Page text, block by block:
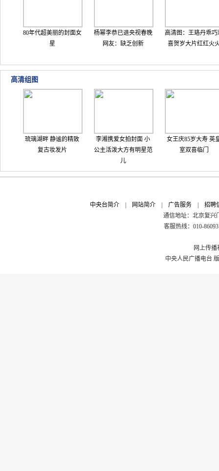
80年代超美丽的封面女
星
杨幂李恭已退央视春晚
网友：缺乏创新
高清图：王珞丹乖巧
喜贺岁大片红红火
高清组图
琉璃湖畔 静谧的精致
复古妆发片
李湘携爱女拍封面 小
公主活泼大方有明星范
儿
女王庆85岁大寿 英
室双喜临门
中央台简介 网站简介 广告服务
招聘
通信地址：北京复兴
客服热线：010-
网上传播
中央人民广播电台